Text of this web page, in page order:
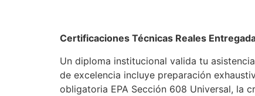
Certificaciones Técnicas Reales
Un diploma institucional valida tu
de excelencia incluye preparación
obligatoria EPA Sección 608 Universal, la